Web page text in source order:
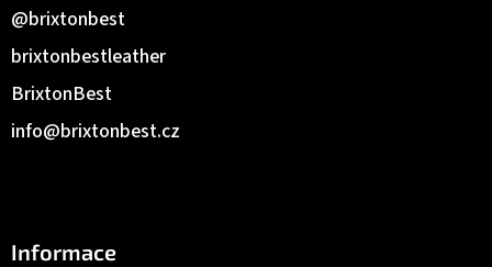
info@brixtonbest.cz
BrixtonBest
brixtonbestleather
@brixtonbest
Informace